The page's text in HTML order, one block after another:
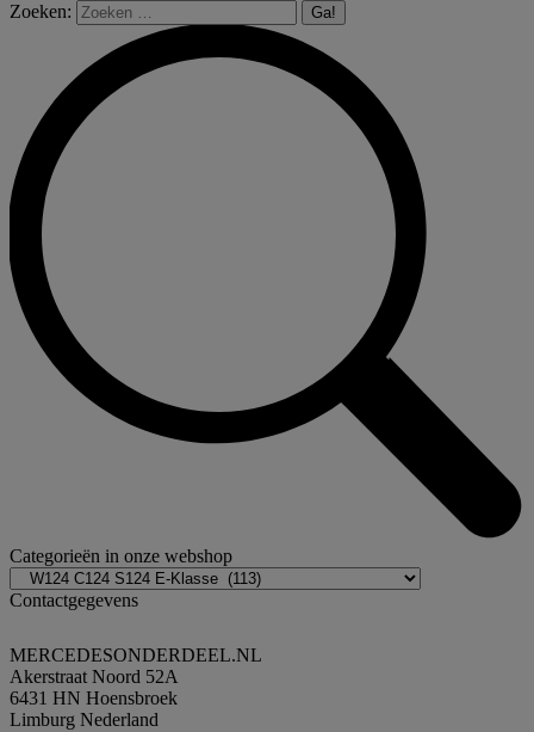
Zoeken:
Categorieën in onze webshop
Contactgegevens
MERCEDESONDERDEEL.NL
Akerstraat Noord 52A
6431 HN Hoensbroek
Limburg Nederland